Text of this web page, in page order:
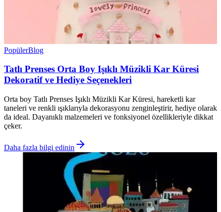
PopülerBlog
Tatlı Prenses Orta Boy Işıklı Müzikli Kar Küresi
Dekoratif ve Hediye Seçenekleri
Orta boy Tatlı Prenses Işıklı Müzikli Kar Küresi, hareketli kar
taneleri ve renkli ışıklarıyla dekorasyonu zenginleştirir, hediye olarak
da ideal. Dayanıklı malzemeleri ve fonksiyonel özellikleriyle dikkat
çeker.
Daha fazla bilgi edinin